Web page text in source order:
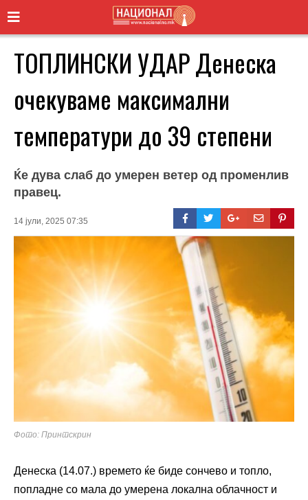
ТОПЛИНСКИ УДАР Денеска
очекуваме максимални
температури до 39 степени
Ќе дува слаб до умерен ветер од променлив
правец.
14 јули, 2025 07:35
Фото: Принтскрин
Денеска (14.07.) времето ќе биде сончево и топло,
попладне со мала до умерена локална облачност и